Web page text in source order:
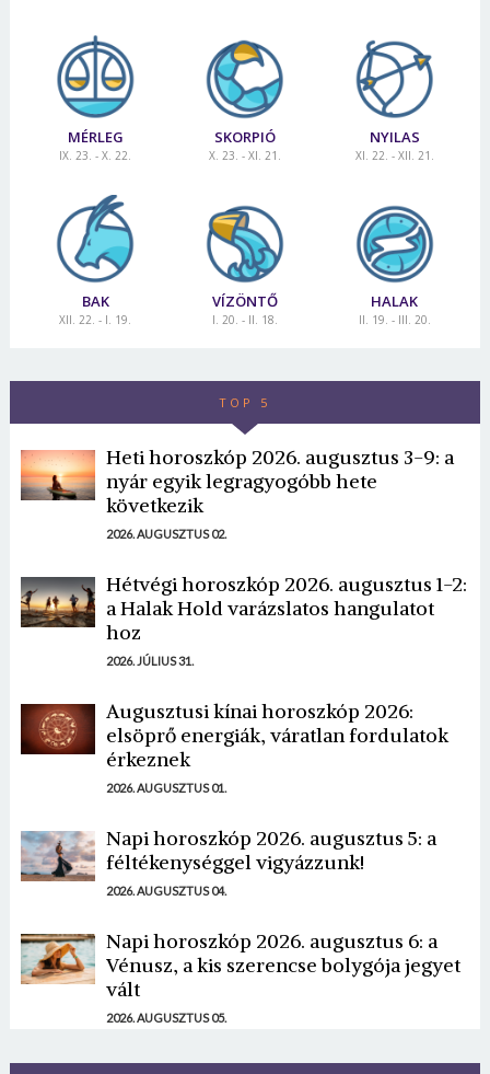
MÉRLEG
IX. 23. - X. 22.
SKORPIÓ
X. 23. - XI. 21.
NYILAS
XI. 22. - XII. 21.
BAK
XII. 22. - I. 19.
VÍZÖNTŐ
I. 20. - II. 18.
HALAK
II. 19. - III. 20.
TOP 5
Heti horoszkóp 2026. augusztus 3-9: a
nyár egyik legragyogóbb hete
következik
2026. AUGUSZTUS 02.
Hétvégi horoszkóp 2026. augusztus 1-2:
a Halak Hold varázslatos hangulatot
hoz
2026. JÚLIUS 31.
Augusztusi kínai horoszkóp 2026:
elsöprő energiák, váratlan fordulatok
érkeznek
2026. AUGUSZTUS 01.
Napi horoszkóp 2026. augusztus 5: a
féltékenységgel vigyázzunk!
2026. AUGUSZTUS 04.
Napi horoszkóp 2026. augusztus 6: a
Vénusz, a kis szerencse bolygója jegyet
vált
2026. AUGUSZTUS 05.